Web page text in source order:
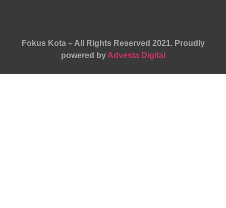
Fokus Kota – All Rights Reserved 2021. Proudly
powered by Advesta Digital